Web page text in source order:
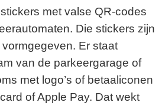
met valse QR-codes
Die stickers zijn
Er staat
van de parkeergarage of
met logo’s of betaaliconen
of Apple Pay. Dat wekt